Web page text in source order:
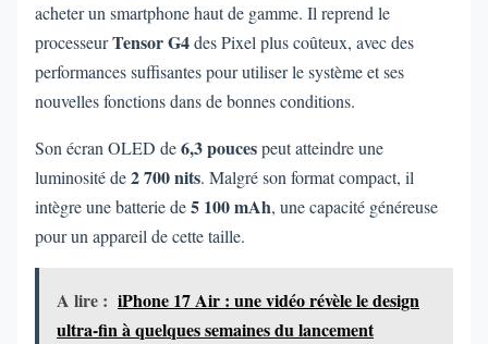
acheter un smartphone haut de gamme. Il reprend le
processeurTensor G4des Pixel plus coûteux, avec des
performances suffisantes pour utiliser le système et ses
nouvelles fonctions dans de bonnes conditions.
Son écran OLED de6,3 poucespeut atteindre une
luminosité de2 700 nits. Malgré son format compact, il
intègre une batterie de5 100 mAh, une capacité généreuse
pour un appareil de cette taille.
A lire : iPhone 17 Air : une vidéo révèle le design
ultra-fin à quelques semaines du lancement